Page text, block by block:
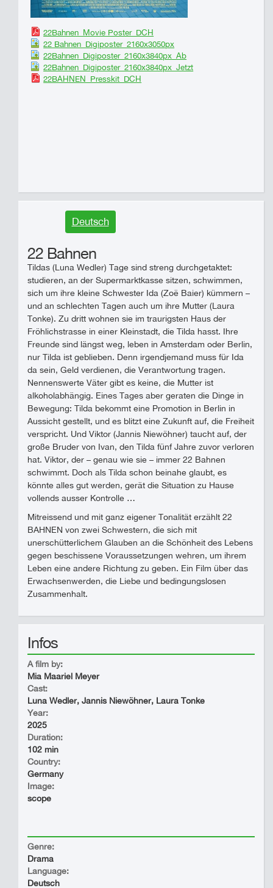
22Bahnen_Movie Poster_DCH
22 Bahnen_Digiposter_2160x3050px
22Bahnen_Digiposter_2160x3840px_Ab
22Bahnen_Digiposter_2160x3840px_Jetzt
22BAHNEN_Presskit_DCH
Deutsch
22 Bahnen
Tildas (Luna Wedler) Tage sind streng durchgetaktet:
studieren, an der Supermarktkasse sitzen, schwimmen,
sich um ihre kleine Schwester Ida (Zoë Baier) kümmern –
und an schlechten Tagen auch um ihre Mutter (Laura
Tonke). Zu dritt wohnen sie im traurigsten Haus der
Fröhlichstrasse in einer Kleinstadt, die Tilda hasst. Ihre
Freunde sind längst weg, leben in Amsterdam oder Berlin,
nur Tilda ist geblieben. Denn irgendjemand muss für Ida
da sein, Geld verdienen, die Verantwortung tragen.
Nennenswerte Väter gibt es keine, die Mutter ist
alkoholabhängig. Eines Tages aber geraten die Dinge in
Bewegung: Tilda bekommt eine Promotion in Berlin in
Aussicht gestellt, und es blitzt eine Zukunft auf, die Freiheit
verspricht. Und Viktor (Jannis Niewöhner) taucht auf, der
große Bruder von Ivan, den Tilda fünf Jahre zuvor verloren
hat. Viktor, der – genau wie sie – immer 22 Bahnen
schwimmt. Doch als Tilda schon beinahe glaubt, es
könnte alles gut werden, gerät die Situation zu Hause
vollends ausser Kontrolle …
Mitreissend und mit ganz eigener Tonalität erzählt 22
BAHNEN von zwei Schwestern, die sich mit
unerschütterlichem Glauben an die Schönheit des Lebens
gegen beschissene Voraussetzungen wehren, um ihrem
Leben eine andere Richtung zu geben. Ein Film über das
Erwachsenwerden, die Liebe und bedingungslosen
Zusammenhalt.
Infos
A film by:
Mia Maariel Meyer
Cast:
Luna Wedler, Jannis Niewöhner, Laura Tonke
Year:
2025
Duration:
102 min
Country:
Germany
Image:
scope
Genre:
Drama
Language:
Deutsch